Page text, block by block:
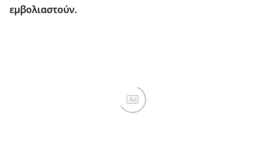
εμβολιαστούν.
Ad